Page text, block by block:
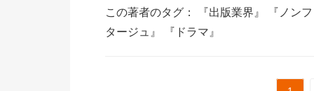
この著者のタグ：
『出版業界』
『ノン
タージュ』
『ドラマ』